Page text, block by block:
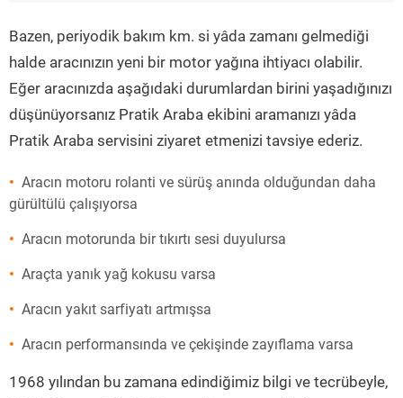
Bazen, periyodik bakım km. si yâda zamanı gelmediği
halde aracınızın yeni bir motor yağına ihtiyacı olabilir.
Eğer aracınızda aşağıdaki durumlardan birini yaşadığınızı
düşünüyorsanız Pratik Araba ekibini aramanızı yâda
Pratik Araba servisini ziyaret etmenizi tavsiye ederiz.
Aracın motoru rolanti ve sürüş anında olduğundan daha
gürültülü çalışıyorsa
Aracın motorunda bir tıkırtı sesi duyulursa
Araçta yanık yağ kokusu varsa
Aracın yakıt sarfiyatı artmışsa
Aracın performansında ve çekişinde zayıflama varsa
1968 yılından bu zamana edindiğimiz bilgi ve tecrübeyle,